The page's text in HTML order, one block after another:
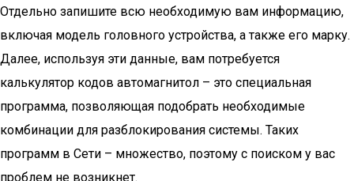
Отдельно запишите всю необходимую вам информацию,
включая модель головного устройства, а также его марку.
Далее, используя эти данные, вам потребуется
калькулятор кодов автомагнитол – это специальная
программа, позволяющая подобрать необходимые
комбинации для разблокирования системы. Таких
программ в Сети – множество, поэтому с поиском у вас
проблем не возникнет.